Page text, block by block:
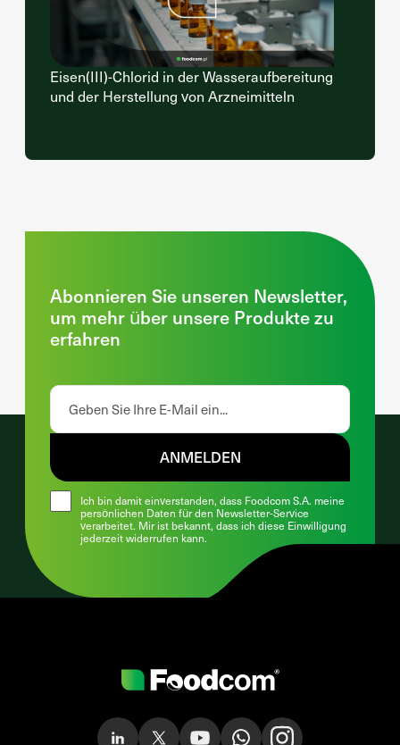
Eisen(III)-Chlorid in der Wasseraufbereitung
und der Herstellung von Arzneimitteln
Abonnieren Sie unseren Newsletter,
um mehr über unsere Produkte zu
erfahren
Ich bin damit einverstanden, dass Foodcom S.A. meine
persönlichen Daten für den Newsletter-Service
verarbeitet. Mir ist bekannt, dass ich diese Einwilligung
jederzeit widerrufen kann.
ANMELDEN